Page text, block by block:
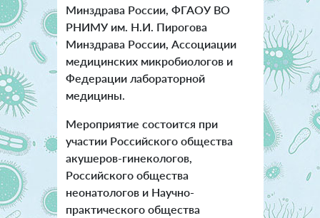
Минздрава России, ФГАОУ ВО
РНИМУ им. Н.И. Пирогова
Минздрава России, Ассоциации
медицинских микробиологов и
Федерации лабораторной
медицины.
Мероприятие состоится при
участии Российского общества
акушеров-гинекологов,
Российского общества
неонатологов и Научно-
практического общества